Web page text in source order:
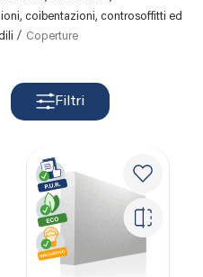
coibentazioni, controsoffitti ed
/ Coperture
Filtri